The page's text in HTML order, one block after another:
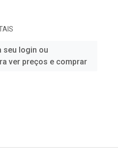
seu login ou
ver preços e comprar